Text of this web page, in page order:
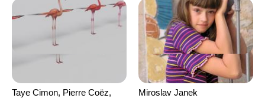
Taye Cimon, Pierre Coëz,
Miroslav Janek